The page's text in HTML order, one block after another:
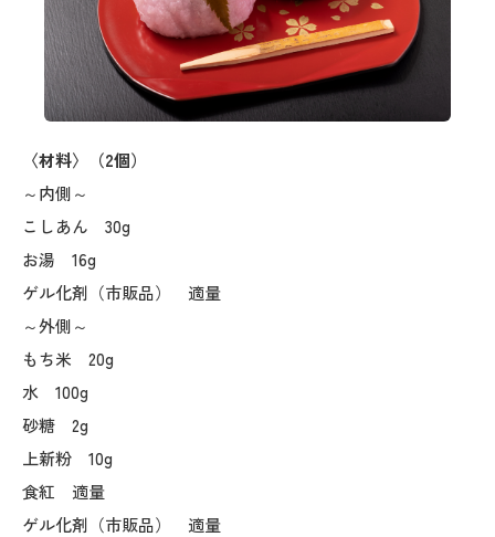
〈材料〉（2個）
～内側～
こしあん 30g
お湯 16g
ゲル化剤（市販品） 適量
～外側～
もち米 20g
水 100g
砂糖 2g
上新粉 10g
食紅 適量
ゲル化剤（市販品） 適量